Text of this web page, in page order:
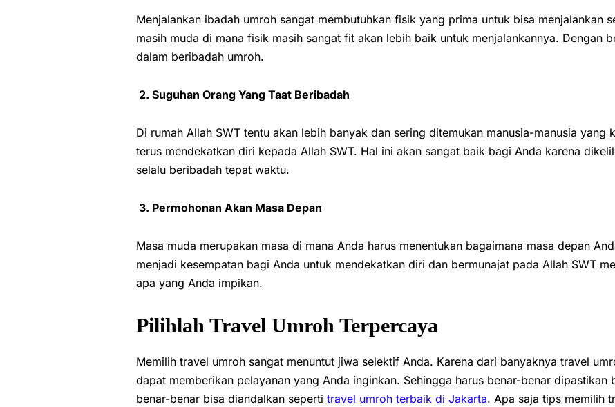
Menjalankan ibadah umroh sangat membutuhkan fisik yang prima untuk bisa menjalankan
masih muda di mana fisik masih sangat fit akan lebih baik untuk menjalankannya. Dengan
dalam beribadah umroh.
2. Suguhan Orang Yang Taat Beribadah
Di rumah Allah SWT tentu akan lebih banyak dan sering ditemukan manusia-manusia yang
terus mendekatkan diri kepada Allah SWT. Hal ini akan sangat baik bagi Anda karena
selalu beribadah tepat waktu.
3. Permohonan Akan Masa Depan
Masa muda merupakan masa di mana Anda harus menentukan bagaimana masa depan
menjadi kesempatan bagi Anda untuk mendekatkan diri dan bermunajat pada Allah SWT
apa yang Anda impikan.
Pilihlah Travel Umroh Terpercaya
Memilih travel umroh sangat menuntut jiwa selektif Anda. Karena dari banyaknya travel
dapat memberikan pelayanan yang Anda inginkan. Sehingga harus benar-benar dipastikan
benar-benar bisa diandalkan seperti travel umroh terbaik di Jakarta. Apa saja tips memilih